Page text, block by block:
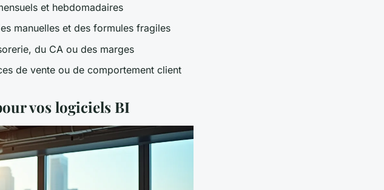
et hebdomadaires
manuelles et des formules fragiles
du CA ou des marges
de vente ou de comportement client
vos logiciels BI